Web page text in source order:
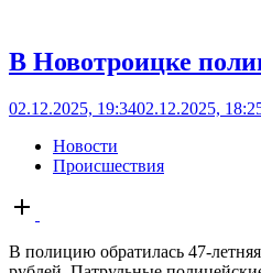
В Новотроицке
02.12.2025, 19:3402.12.2025,
Новости
Происшествия
Open
post
В полицию обратилась 47-